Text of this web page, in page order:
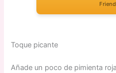
Toque picante
Añade un poco de pimienta